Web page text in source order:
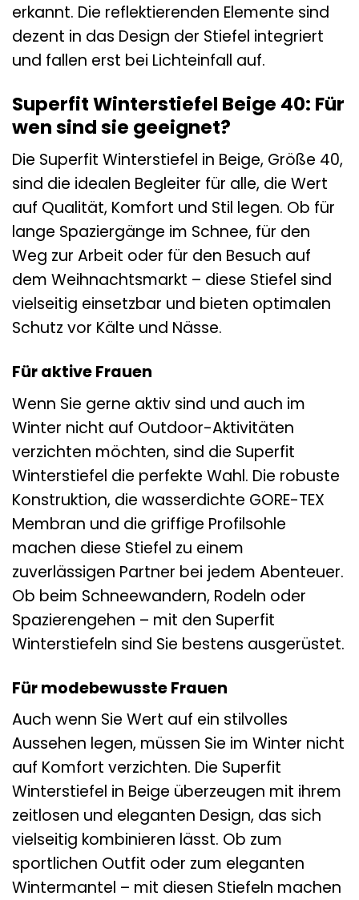
erkannt. Die reflektierenden Elemente sind
dezent in das Design der Stiefel integriert
und fallen erst bei Lichteinfall auf.
Superfit Winterstiefel Beige 40: Für
wen sind sie geeignet?
Die Superfit Winterstiefel in Beige, Größe 40,
sind die idealen Begleiter für alle, die Wert
auf Qualität, Komfort und Stil legen. Ob für
lange Spaziergänge im Schnee, für den
Weg zur Arbeit oder für den Besuch auf
dem Weihnachtsmarkt – diese Stiefel sind
vielseitig einsetzbar und bieten optimalen
Schutz vor Kälte und Nässe.
Für aktive Frauen
Wenn Sie gerne aktiv sind und auch im
Winter nicht auf Outdoor-Aktivitäten
verzichten möchten, sind die Superfit
Winterstiefel die perfekte Wahl. Die robuste
Konstruktion, die wasserdichte GORE-TEX
Membran und die griffige Profilsohle
machen diese Stiefel zu einem
zuverlässigen Partner bei jedem Abenteuer.
Ob beim Schneewandern, Rodeln oder
Spazierengehen – mit den Superfit
Winterstiefeln sind Sie bestens ausgerüstet.
Für modebewusste Frauen
Auch wenn Sie Wert auf ein stilvolles
Aussehen legen, müssen Sie im Winter nicht
auf Komfort verzichten. Die Superfit
Winterstiefel in Beige überzeugen mit ihrem
zeitlosen und eleganten Design, das sich
vielseitig kombinieren lässt. Ob zum
sportlichen Outfit oder zum eleganten
Wintermantel – mit diesen Stiefeln machen